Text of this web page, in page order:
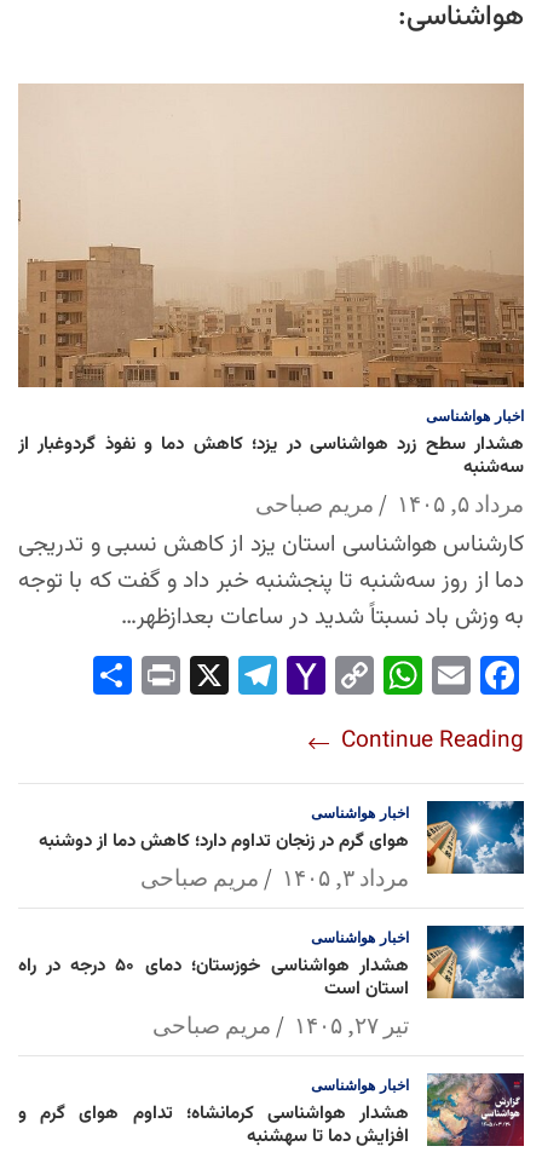
هواشناسی:
اخبار هواشناسی
هشدار سطح زرد هواشناسی در یزد؛ کاهش دما و نفوذ گردوغبار از
سه‌شنبه
مرداد ۵, ۱۴۰۵ مریم صباحی
کارشناس هواشناسی استان یزد از کاهش نسبی و تدریجی
دما از روز سه‌شنبه تا پنجشنبه خبر داد و گفت که با توجه
به وزش باد نسبتاً شدید در ساعات بعدازظهر…
Fac
ok
Em
Wh
Ap
p
Co
Lin
k
Yah
l
Tel
Pri
Continue Reading
اخبار هواشناسی
هوای گرم در زنجان تداوم دارد؛ کاهش دما از دوشنبه
مرداد ۳, ۱۴۰۵ مریم صباحی
اخبار هواشناسی
هشدار هواشناسی خوزستان؛ دمای ۵۰ درجه در راه
استان است
تیر ۲۷, ۱۴۰۵ مریم صباحی
اخبار هواشناسی
هشدار هواشناسی کرمانشاه؛ تداوم هوای گرم و
افزایش دما تا سهشنبه